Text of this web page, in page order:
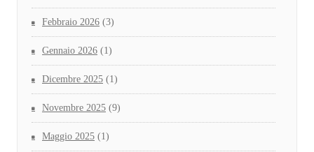
Febbraio 2026 (3)
Gennaio 2026 (1)
Dicembre 2025 (1)
Novembre 2025 (9)
Maggio 2025 (1)